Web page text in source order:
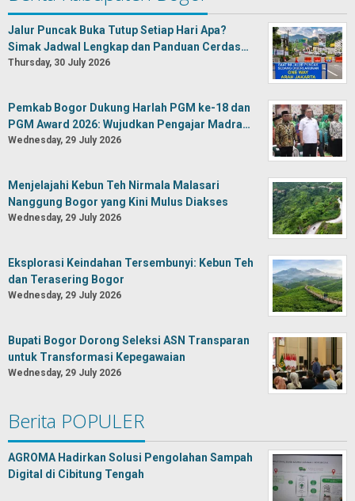
Jalur Puncak Buka Tutup Setiap Hari Apa?
Simak Jadwal Lengkap dan Panduan Cerdas…
Thursday, 30 July 2026
Pemkab Bogor Dukung Harlah PGM ke-18 dan
PGM Award 2026: Wujudkan Pengajar Madra…
Wednesday, 29 July 2026
Menjelajahi Kebun Teh Nirmala Malasari
Nanggung Bogor yang Kini Mulus Diakses
Wednesday, 29 July 2026
Eksplorasi Keindahan Tersembunyi: Kebun Teh
dan Terasering Bogor
Wednesday, 29 July 2026
Bupati Bogor Dorong Seleksi ASN Transparan
untuk Transformasi Kepegawaian
Wednesday, 29 July 2026
Berita POPULER
AGROMA Hadirkan Solusi Pengolahan Sampah
Digital di Cibitung Tengah